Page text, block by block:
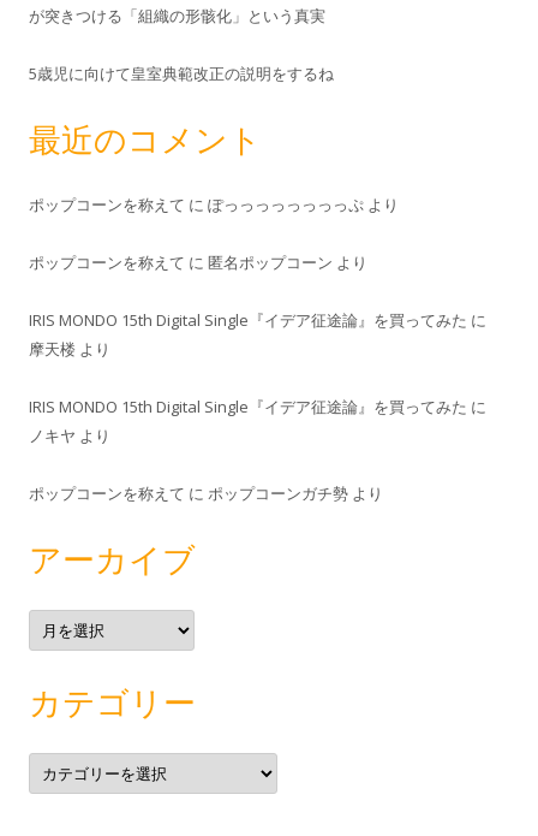
が突きつける「組織の形骸化」という真実
5歳児に向けて皇室典範改正の説明をするね
最近のコメント
ポップコーンを称えて に ぽっっっっっっっっぷ より
ポップコーンを称えて に 匿名ポップコーン より
IRIS MONDO 15th Digital Single『イデア征途論』を買ってみた に
摩天楼 より
IRIS MONDO 15th Digital Single『イデア征途論』を買ってみた に
ノキヤ より
ポップコーンを称えて に ポップコーンガチ勢 より
アーカイブ
ア
ー
カ
カテゴリー
カ
テ
ゴ